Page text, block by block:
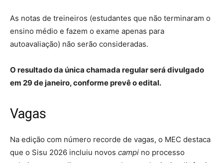
As notas de treineiros (estudantes que não terminaram o
ensino médio e fazem o exame apenas para
autoavaliação) não serão consideradas.
O resultado da única chamada regular será divulgado
em 29 de janeiro, conforme prevê o edital.
Vagas
Na edição com número recorde de vagas, o MEC destaca
que o Sisu 2026 incluiu novos campi no processo